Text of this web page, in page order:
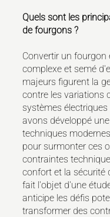
Quels sont les
de fourgons ?
Convertir un
complexe et semé
majeurs figurent la
contre les variations
systèmes électriques
avons développé
techniques
pour surmonter ces
contraintes
confort et la sécurité
fait l'objet d'une
anticipe les défis
transformer des